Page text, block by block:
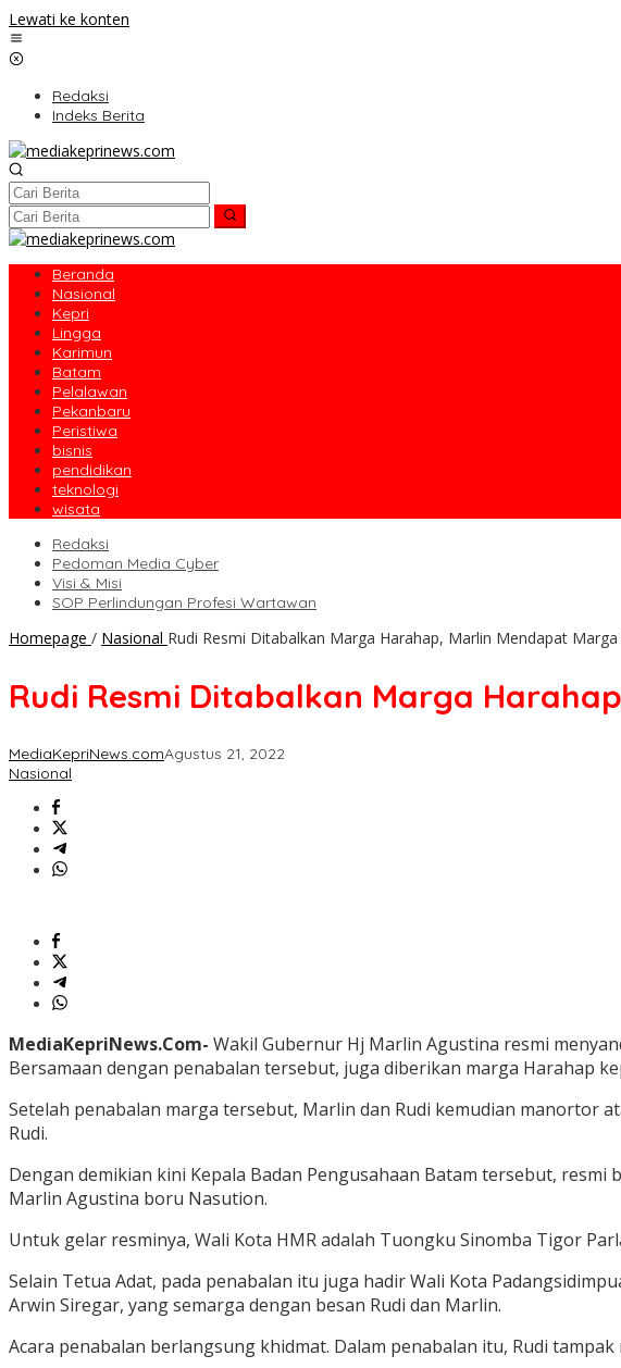
Lewati ke konten
Redaksi
Indeks Berita
Beranda
Nasional
Kepri
Lingga
Karimun
Batam
Pelalawan
Pekanbaru
Peristiwa
bisnis
pendidikan
teknologi
wisata
Redaksi
Pedoman Media Cyber
Visi & Misi
SOP Perlindungan Profesi Wartawan
Homepage / Nasional Rudi Resmi Ditabalkan Marga Harahap, Marlin Mendapat
Rudi Resmi Ditabalkan Marga
MediaKepriNews.comAgustus 21, 2022
Nasional
MediaKepriNews.Com- Wakil Gubernur Hj Marlin Agustina resmi
Bersamaan dengan penabalan tersebut, juga diberikan marga Harahap
Setelah penabalan marga tersebut, Marlin dan Rudi kemudian manortor
Rudi.
Dengan demikian kini Kepala Badan Pengusahaan Batam tersebut, resmi
Marlin Agustina boru Nasution.
Untuk gelar resminya, Wali Kota HMR adalah Tuongku Sinomba Tigor
Selain Tetua Adat, pada penabalan itu juga hadir Wali Kota
Arwin Siregar, yang semarga dengan besan Rudi dan Marlin.
Acara penabalan berlangsung khidmat. Dalam penabalan itu, Rudi